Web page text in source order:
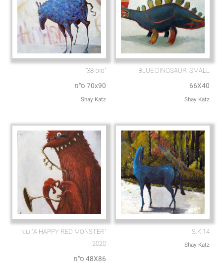
BLUE DINOSAUR_SMALL
66X40
Shay Katz
"סוס 38"
70x90 ס"מ
Shay Katz
S.K 14
Shay Katz
"A HAPPY RED MONSTER" שנה
2020
48X86 ס"מ